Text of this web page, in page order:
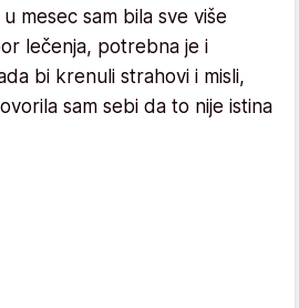
mesec sam bila sve više
lečenja, potrebna je i
bi krenuli strahovi i misli,
sam sebi da to nije istina